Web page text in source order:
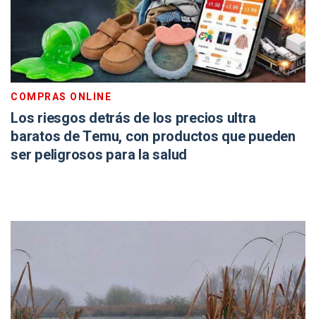
COMPRAS ONLINE
Los riesgos detrás de los precios ultra
baratos de Temu, con productos que pueden
ser peligrosos para la salud